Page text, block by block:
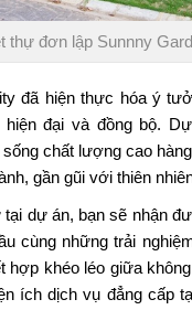
thự đơn lập Sunnny
đã hiện thực hóa ý
hiện đại và đồng bộ.
chất lượng cao
gần gũi với thiên
dự án, bạn sẽ nhận
cùng những trải
hợp khéo léo giữa
ích dịch vụ đẳng cấp